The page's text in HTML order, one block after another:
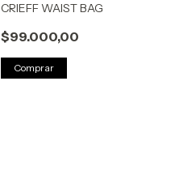
CRIEFF WAIST BAG
$99.000,00
Comprar